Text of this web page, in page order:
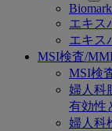
エキス
エキス
MSI検査/
MSI検
婦人科
有効性
婦人科